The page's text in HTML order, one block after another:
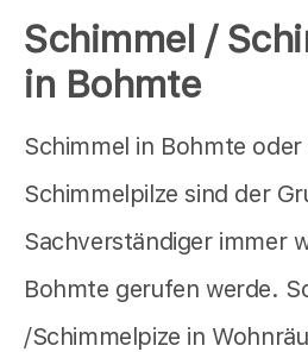
Schimmel /
in Bohmte
Schimmel in Bohmte oder
Schimmelpilze sind der
Sachverständiger immer
Bohmte gerufen werde.
/Schimmelpize in